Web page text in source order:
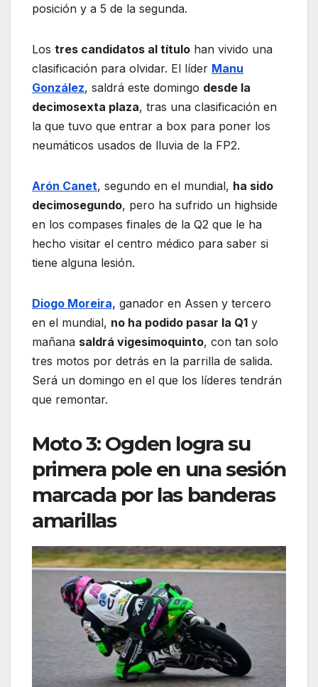
posición y a 5 de la segunda.
Los tres candidatos al título han vivido una
clasificación para olvidar. El líder Manu
González, saldrá este domingo desde la
decimosexta plaza, tras una clasificación en
la que tuvo que entrar a box para poner los
neumáticos usados de lluvia de la FP2.
Arón Canet, segundo en el mundial, ha sido
decimosegundo, pero ha sufrido un highside
en los compases finales de la Q2 que le ha
hecho visitar el centro médico para saber si
tiene alguna lesión.
Diogo Moreira, ganador en Assen y tercero
en el mundial, no ha podido pasar la Q1 y
mañana saldrá vigesimoquinto, con tan solo
tres motos por detrás en la parrilla de salida.
Será un domingo en el que los líderes tendrán
que remontar.
Moto 3: Ogden logra su
primera pole en una sesión
marcada por las banderas
amarillas